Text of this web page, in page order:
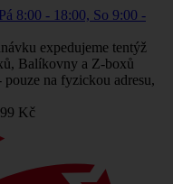
8:00 - 18:00, So 9:00 -
expedujeme tentýž
Balíkovny a Z-boxů
na fyzickou adresu,
Kč